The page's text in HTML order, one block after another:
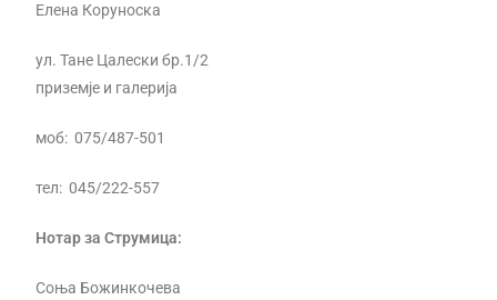
Елена Коруноска
ул. Тане Цалески бр.1/2
приземје и галерија
моб: 075/487-501
тел: 045/222-557
Нотар за Струмица:
Соња Божинкочева